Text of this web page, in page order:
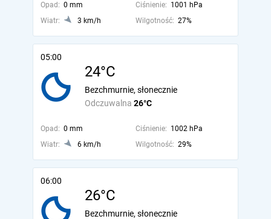
Opad: 0 mm Ciśnienie: 1001 hPa
Wiatr:
3 km/h Wilgotność: 27%
05:00
24°C
Odczuwalna 26°C
Bezchmurnie, słonecznie
Opad: 0 mm Ciśnienie: 1002 hPa
Wiatr:
6 km/h Wilgotność: 29%
06:00
26°C
Bezchmurnie, słonecznie